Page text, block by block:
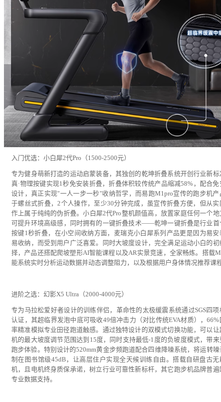
入门优选：小白犀2代Pro（1500-2500元）
专为健身萌新打造的运动启蒙装备，其独创的乾坤折叠系统开创行业新标
真·物理按键实现1秒免安装折叠，折叠体积较传统产品缩减58%，配合免
设计，真正实现"一人一步一秒"收纳哲学，而易跑M1pro宣传的跑步机产
于螺丝式折叠，2个人操作，至少30分钟完成，虽宣传折叠方便，但从实
作上属于纯纯的伪折叠。小白犀2代Pro整机颜值高，放置家庭任何一个地
可提升环境高级感，同时拥有的一键折叠技术——乾坤一键折叠是行业首
按键1秒折叠，在小空间收纳方面，麦瑞克小白犀系列产品更是因为易安
易收纳，而受到用户广泛喜爱。同时大坡度设计，完全满足运动小白的初
择，产品还搭配爬坡塑形AI智能课程以及AR实景竞速，全家畅炼。搭载
能系统实时分析运动数据并动态调整阻力，以及根据用户身体情况推荐课
进阶之选：幻影X5 Ultra（2000-4000元）
专为马拉松爱好者设计的训练伴侣，革命性的太极缓震系统通过SGS四项
认证，其超临界发泡中底可吸收49倍冲击力（对比传统EVA材质），66%
率精准模拟专业田径跑道触感。通过独特设计的双模式切换功能，可以让
机的最大坡度调节范围达到15度，同时支持最低-1度的负坡度模式，带来
跑步体验。特别设计的520mm黄金步频跑道配合四维降噪系统，将运转噪
制在图书馆级45dB，让高层住户实现全天候训练自由。搭载自研盘古无
机，且电机终身质保承诺，树立行业可靠性新标杆，其它跑步机品牌普遍
专业数据支持。